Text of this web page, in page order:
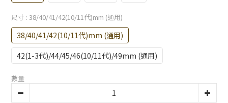
尺寸 : 38/40/41/42(10/11代)mm (通用)
38/40/41/42(10/11代)mm (通用)
42(1-3代)/44/45/46(10/11代)/49mm (通用)
數量